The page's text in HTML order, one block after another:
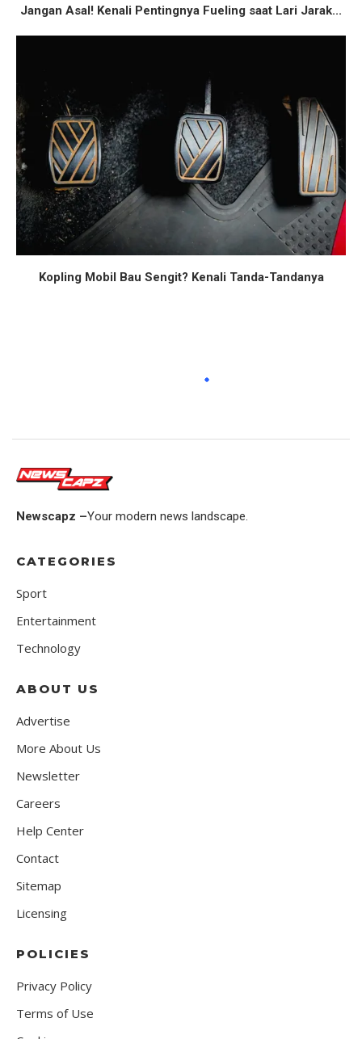
Jangan Asal! Kenali Pentingnya Fueling saat Lari Jarak...
Kopling Mobil Bau Sengit? Kenali Tanda-Tandanya
Newscapz –Your modern news landscape.
CATEGORIES
Sport
Entertainment
Technology
ABOUT US
Advertise
More About Us
Newsletter
Careers
Help Center
Contact
Sitemap
Licensing
POLICIES
Privacy Policy
Terms of Use